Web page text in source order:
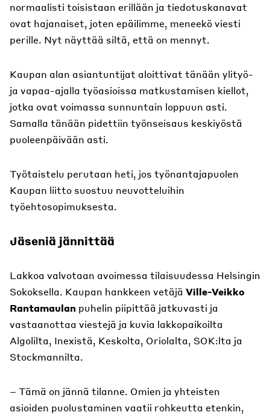
normaalisti toisistaan erillään ja tiedotuskanavat
ovat hajanaiset, joten epäilimme, meneekö viesti
perille. Nyt näyttää siltä, että on mennyt.
Kaupan alan asiantuntijat aloittivat tänään ylityö-
ja vapaa-ajalla työasioissa matkustamisen kiellot,
jotka ovat voimassa sunnuntain loppuun asti.
Samalla tänään pidettiin työnseisaus keskiyöstä
puoleenpäivään asti.
Työtaistelu perutaan heti, jos työnantajapuolen
Kaupan liitto suostuu neuvotteluihin
työehtosopimuksesta.
Jäseniä jännittää
Lakkoa valvotaan avoimessa tilaisuudessa Helsingin
Sokoksella. Kaupan hankkeen vetäjä Ville-Veikko
Rantamaulan puhelin piipittää jatkuvasti ja
vastaanottaa viestejä ja kuvia lakkopaikoilta
Algolilta, Inexistä, Keskolta, Oriolalta, SOK:lta ja
Stockmannilta.
– Tämä on jännä tilanne. Omien ja yhteisten
asioiden puolustaminen vaatii rohkeutta etenkin,